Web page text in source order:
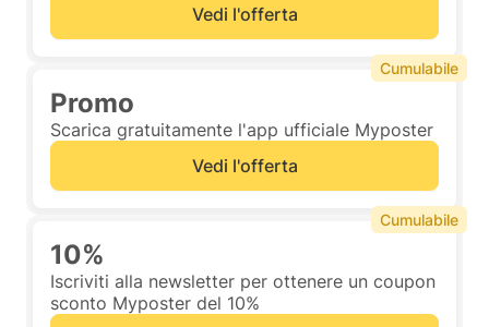
Vedi l'offerta
Promo
Scarica gratuitamente l'app ufficiale Myposter
Vedi l'offerta
Cumulabile
10%
Iscriviti alla newsletter per ottenere un coupon
sconto Myposter del 10%
Cumulabile